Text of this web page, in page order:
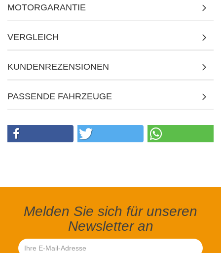
MOTORGARANTIE
VERGLEICH
KUNDENREZENSIONEN
PASSENDE FAHRZEUGE
Melden Sie sich für unseren
Newsletter an